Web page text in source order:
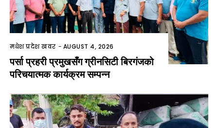
मधेश प्रदेश खवर - AUGUST 4, 2026
पर्सा प्रहरी प्रमुखसँग ग्रीनसिटी बिरगंजको
परिचयात्मक कार्यक्रम सम्पन्न